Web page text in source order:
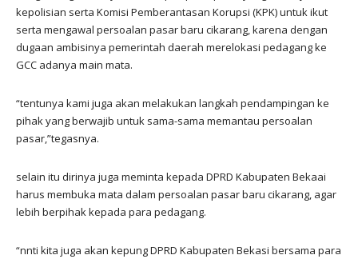
kepolisian serta Komisi Pemberantasan Korupsi (KPK) untuk ikut
serta mengawal persoalan pasar baru cikarang, karena dengan
dugaan ambisinya pemerintah daerah merelokasi pedagang ke
GCC adanya main mata.
“tentunya kami juga akan melakukan langkah pendampingan ke
pihak yang berwajib untuk sama-sama memantau persoalan
pasar,”tegasnya.
selain itu dirinya juga meminta kepada DPRD Kabupaten Bekaai
harus membuka mata dalam persoalan pasar baru cikarang, agar
lebih berpihak kepada para pedagang.
“nnti kita juga akan kepung DPRD Kabupaten Bekasi bersama para